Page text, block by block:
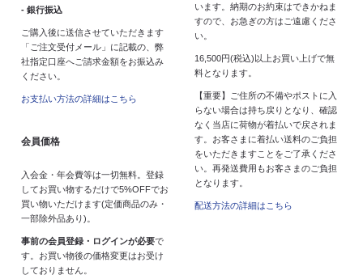
- 銀行振込
ご購入後に送信させていただきます
「ご注文受付メール」に記載の、弊
社指定口座へご請求金額をお振込み
ください。
お支払い方法の詳細はこちら
会員価格
入会金・年会費等は一切無料。登録
してお買い物するだけで5%OFFでお
買い物いただけます(定価商品のみ・
一部除外品あり)。
事前の会員登録・ログインが必要で
す。お買い物後の価格変更はお受け
しておりません。
います。納期のお約束はできかねま
すので、お急ぎの方はご遠慮くださ
い。
16,500円(税込)以上お買い上げで無
料となります。
【重要】ご住所の不備やポストに入
らない場合は持ち戻りとなり、確認
なく当店に荷物が着払いで戻されま
す。お客さまに着払い送料のご負担
をいただきますことをご了承くださ
い。再発送費用もお客さまのご負担
となります。
配送方法の詳細はこちら